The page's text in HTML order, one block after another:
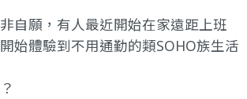
自願，有人最近開始在家遠距上班
始體驗到不用通勤的類SOHO族生活